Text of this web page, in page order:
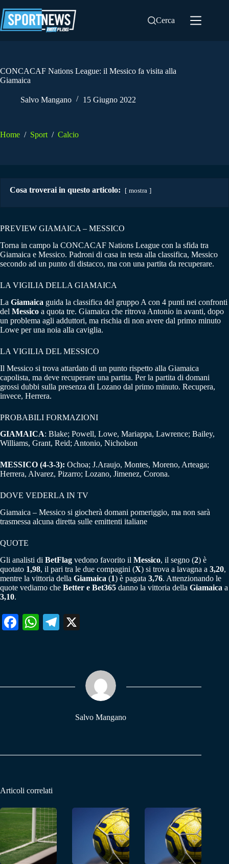
al
contenuto
Cerca
CONCACAF Nations League: il Messico fa visita alla
Giamaica
Salvo Mangano 15 Giugno 2022
Home / Sport / Calcio
Cosa troverai in questo articolo: mostra
PREVIEW GIAMAICA – MESSICO
Torna in campo la CONCACAF Nations League con la sfida tra
Giamaica e Messico. Padroni di casa in testa alla classifica, Messico
secondo ad un punto di distacco, ma con una partita da recuperare.
LA VIGILIA DELLA GIAMAICA
La Giamaica guida la classifica del gruppo A con 4 punti nei confronti
del Messico a quota tre. Giamaica che ritrova Antonio in avanti, dopo
un problema agli adduttori, ma rischia di non avere dal primo minuto
Lowe per una noia alla caviglia.
LA VIGILIA DEL MESSICO
Il Messico si trova attardato di un punto rispetto alla Giamaica
capolista, ma deve recuperare una partita. Per la partita di domani
grossi dubbi sulla presenza di Lozano dal primo minuto. Recupera,
invece, Herrera.
PROBABILI FORMAZIONI
GIAMAICA: Blake; Powell, Lowe, Mariappa, Lawrence; Bailey,
Williams, Grant, Reid; Antonio, Nicholson
MESSICO (4-3-3): Ochoa; J.Araujo, Montes, Moreno, Arteaga;
Herrera, Alvarez, Pizarro; Lozano, Jimenez, Corona.
DOVE VEDERLA IN TV
Giamaica – Messico si giocherà domani pomeriggio, ma non sarà
trasmessa alcuna diretta sulle emittenti italiane
QUOTE
Gli analisti di BetFlag vedono favorito il Messico, il segno (2) è
quotato 1,98, il pari tra le due compagini (X) si trova a lavagna a 3,20,
mentre la vittoria della Giamaica (1) è pagata 3,76. Attenzionando le
quote vediamo che Better e Bet365 danno la vittoria della Giamaica a
3,10.
Fa W
pp
Te
m
Salvo Mangano
Articoli correlati